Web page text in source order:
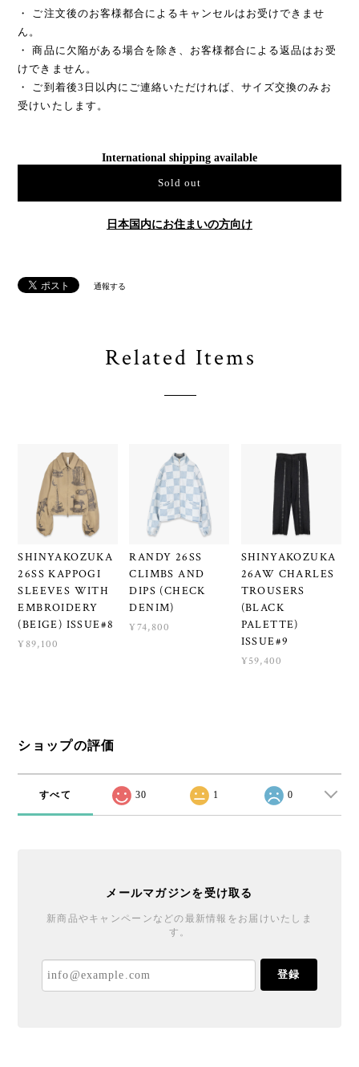
・ ご注文後のお客様都合によるキャンセルはお受けできませ
ん。
・ 商品に欠陥がある場合を除き、お客様都合による返品はお受
けできません。
・ ご到着後3日以内にご連絡いただければ、サイズ交換のみお
受けいたします。
International shipping available
Sold out
日本国内にお住まいの方向け
通報する
Related Items
SHINYAKOZUKA
26SS KAPPOGI
SLEEVES WITH
EMBROIDERY
(BEIGE) ISSUE#8
¥89,100
RANDY 26SS
CLIMBS AND
DIPS (CHECK
DENIM)
¥74,800
SHINYAKOZUKA
26AW CHARLES
TROUSERS
(BLACK
PALETTE)
ISSUE#9
¥59,400
ショップの評価
すべて 30 1 0
メールマガジンを受け取る
新商品やキャンペーンなどの最新情報をお届けいたしま
す。
登録